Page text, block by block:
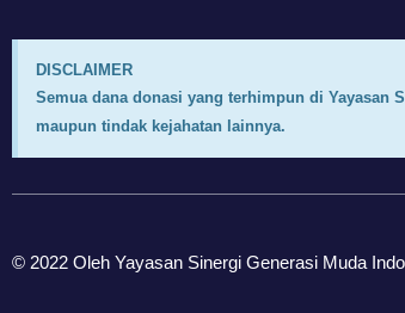
DISCLAIMER
Semua dana donasi yang terhimpun di Yayasan
maupun tindak kejahatan lainnya.
© 2022 Oleh Yayasan Sinergi Generasi Muda